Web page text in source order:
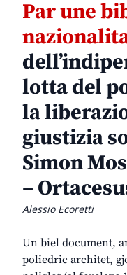
Par une
lotta del
la
giustizia
Simon
–
Alessio Ecoretti
Un biel document,
poliedric architet,